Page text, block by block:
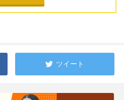
ツイート